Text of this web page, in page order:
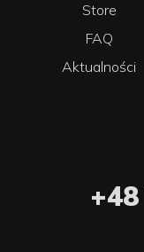
Store
FAQ
Aktualności